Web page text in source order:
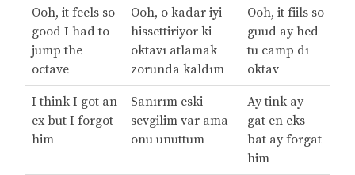
Ooh, it feels so
good I had to
jump the
octave
Ooh, o kadar iyi
hissettiriyor ki
oktavı atlamak
zorunda kaldım
Ooh, it fiils so
guud ay hed
tu camp dı
oktav
I think I got an
ex but I forgot
him
Sanırım eski
sevgilim var ama
onu unuttum
Ay tink ay
gat en eks
bat ay forgat
him